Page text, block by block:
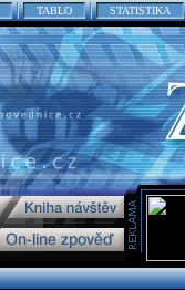
TABLO STATISTIKA